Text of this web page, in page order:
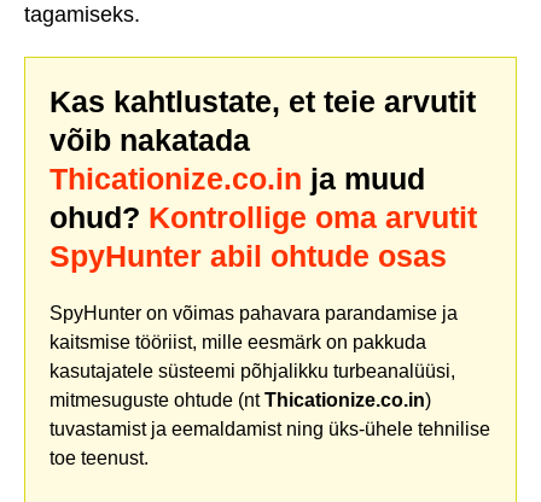
tagamiseks.
Kas kahtlustate, et teie arvutit
võib nakatada
Thicationize.co.in ja muud
ohud? Kontrollige oma arvutit
SpyHunter abil ohtude osas
SpyHunter on võimas pahavara parandamise ja
kaitsmise tööriist, mille eesmärk on pakkuda
kasutajatele süsteemi põhjalikku turbeanalüüsi,
mitmesuguste ohtude (ntThicationize.co.in)
tuvastamist ja eemaldamist ning üks-ühele tehnilise
toe teenust.